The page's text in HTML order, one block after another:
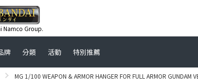
Namco Group.
牌 分類 活動 特別推薦
MG 1/100 WEAPON & ARMOR HANGER FOR FULL ARMOR GUNDAM